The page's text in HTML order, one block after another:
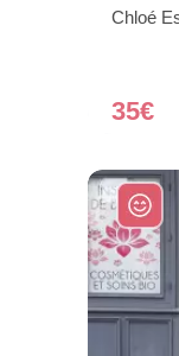
Chloé
35€